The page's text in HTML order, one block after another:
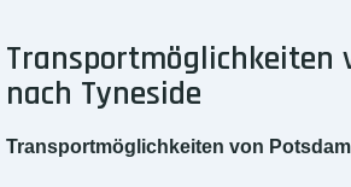
Transportmöglichkeiten
nach Tyneside
Transportmöglichkeiten von